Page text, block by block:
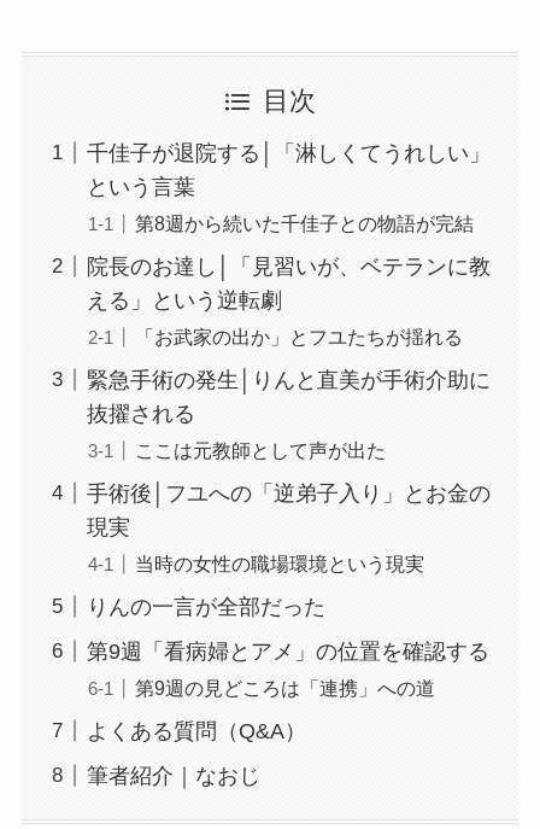
目次
千佳子が退院する│「淋しくてうれしい」
という言葉
第8週から続いた千佳子との物語が完結
院長のお達し│「見習いが、ベテランに教
える」という逆転劇
「お武家の出か」とフユたちが揺れる
緊急手術の発生│りんと直美が手術介助に
抜擢される
ここは元教師として声が出た
手術後│フユへの「逆弟子入り」とお金の
現実
当時の女性の職場環境という現実
りんの一言が全部だった
第9週「看病婦とアメ」の位置を確認する
第9週の見どころは「連携」への道
よくある質問（Q&A）
筆者紹介｜なおじ